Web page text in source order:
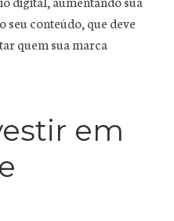
conteúdo, que deve
quem sua marca
em